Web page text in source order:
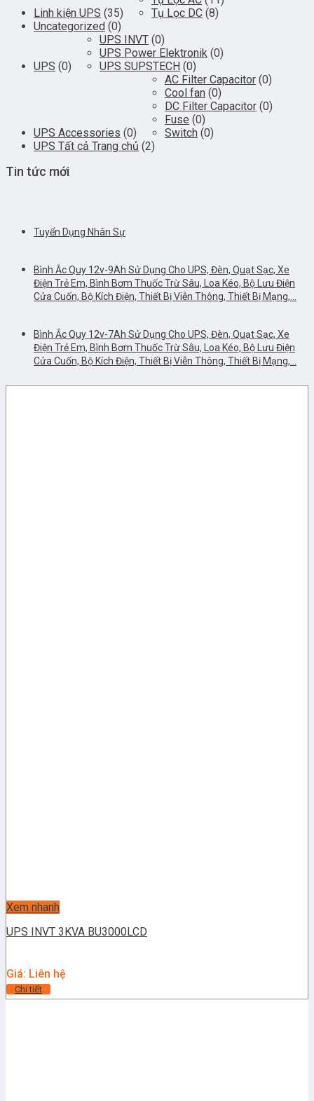
Linh kiện UPS (35)
Tụ Lọc DC (8)
Uncategorized (0)
UPS (0)
UPS INVT (0)
UPS Power Elektronik (0)
UPS SUPSTECH (0)
UPS Accessories (0)
AC Filter Capacitor (0)
Cool fan (0)
DC Filter Capacitor (0)
Fuse (0)
Switch (0)
UPS Tất cả Trang chủ (2)
Tin tức mới
Tuyển Dụng Nhân Sự
Bình Ắc Quy 12v-9Ah Sử Dụng Cho UPS, Đèn, Quạt Sạc, Xe
Điện Trẻ Em, Bình Bơm Thuốc Trừ Sâu, Loa Kéo, Bộ Lưu Điện
Cửa Cuốn, Bộ Kích Điện, Thiết Bị Viễn Thông, Thiết Bị Mạng,…
Bình Ắc Quy 12v-7Ah Sử Dụng Cho UPS, Đèn, Quạt Sạc, Xe
Điện Trẻ Em, Bình Bơm Thuốc Trừ Sâu, Loa Kéo, Bộ Lưu Điện
Cửa Cuốn, Bộ Kích Điện, Thiết Bị Viễn Thông, Thiết Bị Mạng,…
Xem nhanh
UPS INVT 3KVA BU3000LCD
Giá: Liên hệ
Chi tiết